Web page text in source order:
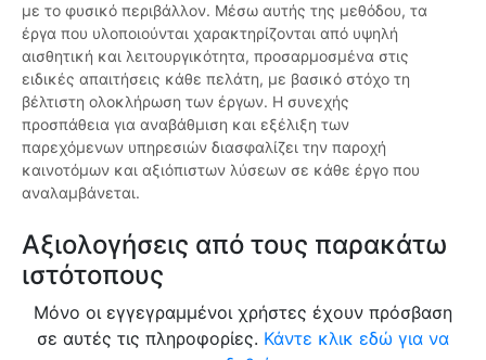
με το φυσικό περιβάλλον. Μέσω αυτής της μεθόδου, τα
έργα που υλοποιούνται χαρακτηρίζονται από υψηλή
αισθητική και λειτουργικότητα, προσαρμοσμένα στις
ειδικές απαιτήσεις κάθε πελάτη, με βασικό στόχο τη
βέλτιστη ολοκλήρωση των έργων. Η συνεχής
προσπάθεια για αναβάθμιση και εξέλιξη των
παρεχόμενων υπηρεσιών διασφαλίζει την παροχή
καινοτόμων και αξιόπιστων λύσεων σε κάθε έργο που
αναλαμβάνεται.
Αξιολογήσεις από τους παρακάτω
ιστότοπους
Μόνο οι εγγεγραμμένοι χρήστες έχουν πρόσβαση
σε αυτές τις πληροφορίες. Κάντε κλικ εδώ για να